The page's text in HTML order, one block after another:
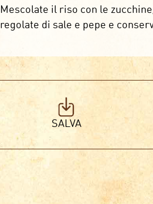
Mescolate il riso con le
regolate di sale e pepe e
SALVA